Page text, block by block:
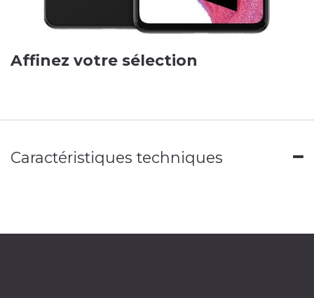
Affinez votre sélection
Caractéristiques techniques